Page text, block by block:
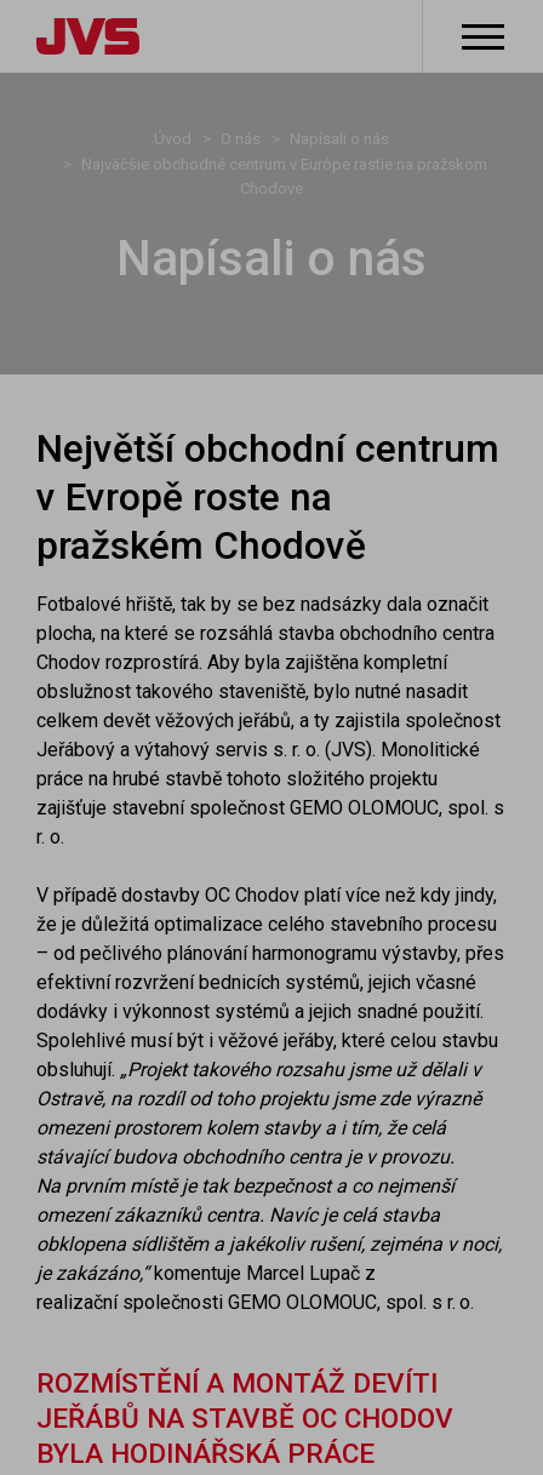
Úvod O nás
Napísali o nás
Najväčšie obchodné centrum v Európe rastie na pražskom
Chodove
Napísali o nás
Největší obchodní centrum
v Evropě roste na
pražském Chodově
Fotbalové hřiště, tak by se bez nadsázky dala označit
plocha, na které se rozsáhlá stavba obchodního centra
Chodov rozprostírá. Aby byla zajištěna kompletní
obslužnost takového staveniště, bylo nutné nasadit
celkem devět věžových jeřábů, a ty zajistila společnost
Jeřábový a výtahový servis s. r. o. (JVS). Monolitické
práce na hrubé stavbě tohoto složitého projektu
zajišťuje stavební společnost GEMO OLOMOUC, spol. s
r. o.
V případě dostavby OC Chodov platí více než kdy jindy,
že je důležitá optimalizace celého stavebního procesu
– od pečlivého plánování harmonogramu výstavby, přes
efektivní rozvržení bednicích systémů, jejich včasné
dodávky i výkonnost systémů a jejich snadné použití.
Spolehlivé musí být i věžové jeřáby, které celou stavbu
obsluhují. „Projekt takového rozsahu jsme už dělali v
Ostravě, na rozdíl od toho projektu jsme zde výrazně
omezeni prostorem kolem stavbya i tím, že celá
stávající budova obchodního centra je v provozu.
Na prvním místě je tak bezpečnost a co nejmenší
omezení zákazníků centra. Navíc je celá stavba
obklopena sídlištěm a jakékoliv rušení, zejména v noci,
je zakázáno,“komentuje Marcel Lupač z
realizační společnosti GEMO OLOMOUC, spol. s r. o.
ROZMÍSTĚNÍ A MONTÁŽ DEVÍTI
JEŘÁBŮ NA STAVBĚ OC CHODOV
BYLA HODINÁŘSKÁ PRÁCE